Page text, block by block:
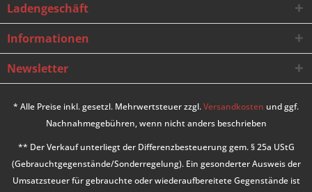
Ladengeschäft
Informationen
Newsletter
* Alle Preise inkl. gesetzl. Mehrwertsteuer zzgl.Versandkosten und ggf.
Nachnahmegebühren, wenn nicht anders beschrieben
** Der Verkauf unterliegt der Differenzbesteuerung gem. § 25a UStG
(Gebrauchtgegenstände/Sonderregelung). Ein gesonderter Ausweis der
Umsatzsteuer für gebrauchte oder wiederaufbereitete Gegenstände ist